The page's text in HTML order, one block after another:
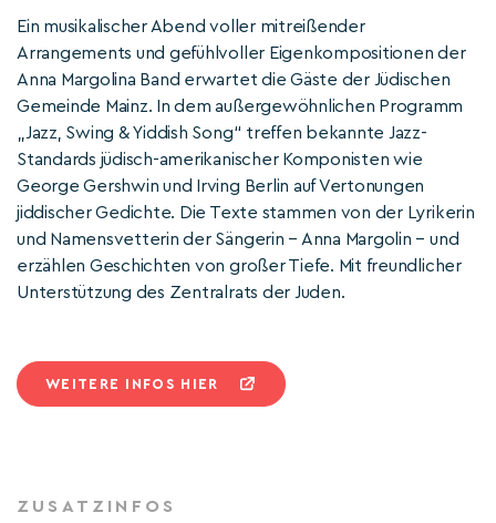
Ein musikalischer Abend voller mitreißender
Arrangements und gefühlvoller Eigenkompositionen der
Anna Margolina Band erwartet die Gäste der Jüdischen
Gemeinde Mainz. In dem außergewöhnlichen Programm
„Jazz, Swing & Yiddish Song“ treffen bekannte Jazz-
Standards jüdisch-amerikanischer Komponisten wie
George Gershwin und Irving Berlin auf Vertonungen
jiddischer Gedichte. Die Texte stammen von der Lyrikerin
und Namensvetterin der Sängerin – Anna Margolin – und
erzählen Geschichten von großer Tiefe. Mit freundlicher
Unterstützung des Zentralrats der Juden.
WEITERE INFOS HIER
ZUSATZINFOS